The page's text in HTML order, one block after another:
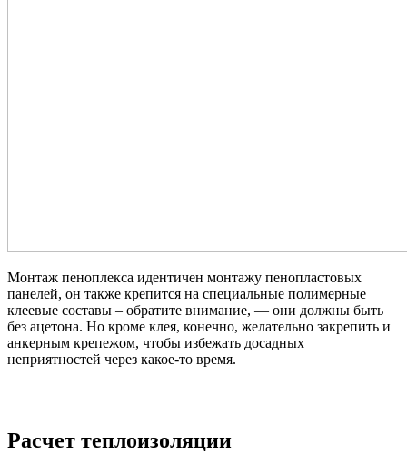
Монтаж пеноплекса идентичен монтажу пенопластовых
панелей, он также крепится на специальные полимерные
клеевые составы – обратите внимание, — они должны быть
без ацетона. Но кроме клея, конечно, желательно закрепить и
анкерным крепежом, чтобы избежать досадных
неприятностей через какое-то время.
Расчет теплоизоляции